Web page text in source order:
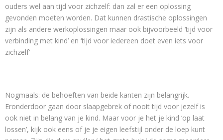
ouders wel aan tijd voor zichzelf: dan zal er een oplossing
gevonden moeten worden. Dat kunnen drastische oplossingen
zijn als andere werkoplossingen maar ook bijvoorbeeld ‘tijd voor
verbinding met kind’ en ‘tijd voor iedereen doet even iets voor
zichzelf’
Nogmaals: de behoeften van beide kanten zijn belangrijk.
Eronderdoor gaan door slaapgebrek of nooit tijd voor jezelf is
ook niet in belang van je kind. Maar voor je het je kind ‘op laat
lossen’, kijk ook eens of je je eigen leefstijl onder de loep kunt